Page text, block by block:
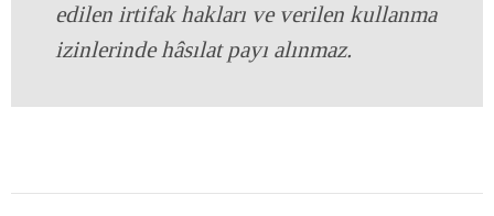
edilen irtifak hakları ve verilen kullanma
izinlerinde hâsılat payı alınmaz.